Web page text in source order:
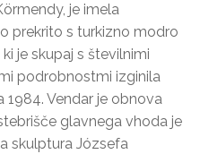
je imela
prekrito s turkizno modro
je skupaj s številnimi
podrobnostmi izginila
Vendar je obnova
glavnega vhoda je
skulptura Józsefa